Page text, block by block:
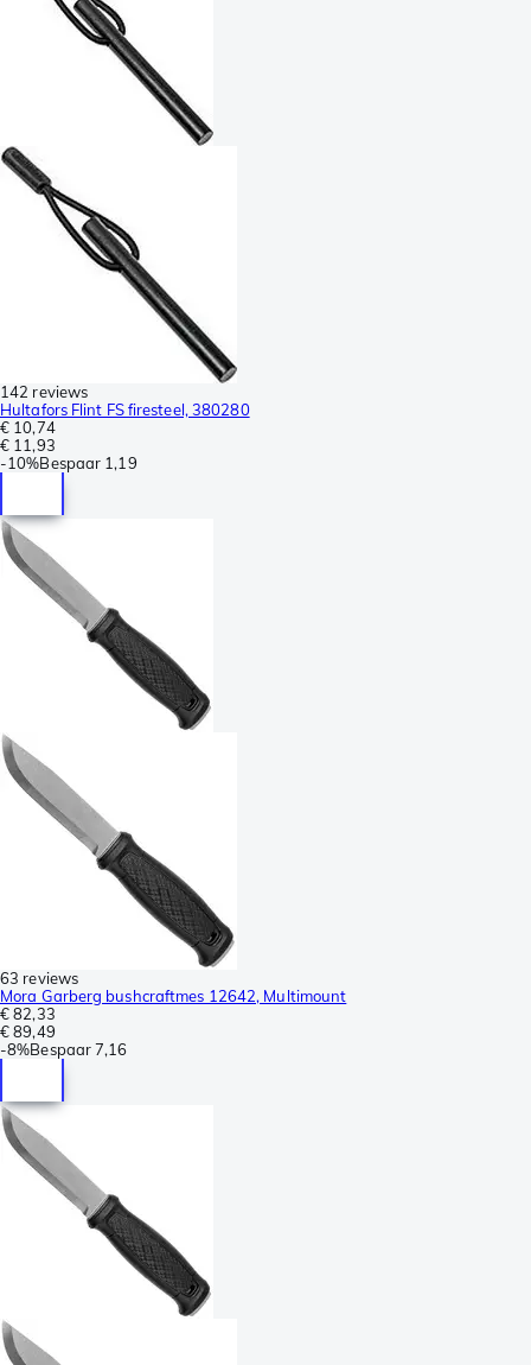
142 reviews
Hultafors Flint FS firesteel, 380280
€ 10,74
€ 11,93
-10%Bespaar 1,19
63 reviews
Mora Garberg bushcraftmes 12642, Multimount
€ 82,33
€ 89,49
-8%Bespaar7,16